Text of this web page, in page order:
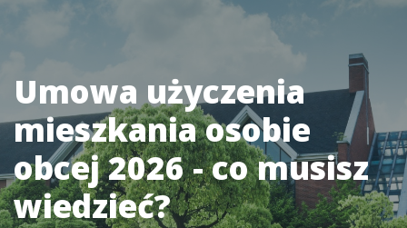
Umowa użyczenia
mieszkania osobie
obcej 2026 - co musisz
wiedzieć?